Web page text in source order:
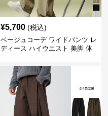
¥5,700 (税込)
ベージュコーデ ワイドパンツ レ
ディース ハイウエスト 美脚 体